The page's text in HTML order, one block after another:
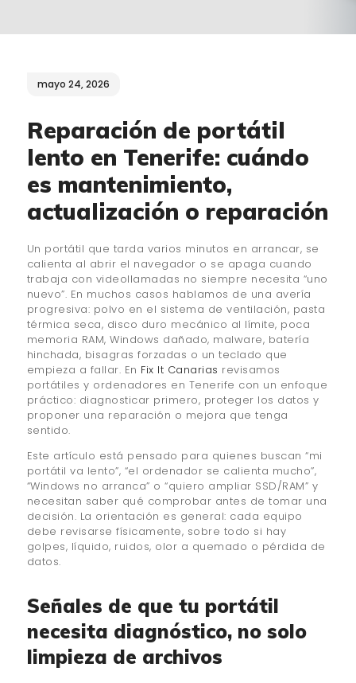
mayo 24, 2026
Reparación de portátil
lento en Tenerife: cuándo
es mantenimiento,
actualización o reparación
Un portátil que tarda varios minutos en arrancar, se
calienta al abrir el navegador o se apaga cuando
trabaja con videollamadas no siempre necesita “uno
nuevo”. En muchos casos hablamos de una avería
progresiva: polvo en el sistema de ventilación, pasta
térmica seca, disco duro mecánico al límite, poca
memoria RAM, Windows dañado, malware, batería
hinchada, bisagras forzadas o un teclado que
empieza a fallar. En Fix It Canarias revisamos
portátiles y ordenadores en Tenerife con un enfoque
práctico: diagnosticar primero, proteger los datos y
proponer una reparación o mejora que tenga
sentido.
Este artículo está pensado para quienes buscan “mi
portátil va lento”, “el ordenador se calienta mucho”,
“Windows no arranca” o “quiero ampliar SSD/RAM” y
necesitan saber qué comprobar antes de tomar una
decisión. La orientación es general: cada equipo
debe revisarse físicamente, sobre todo si hay
golpes, líquido, ruidos, olor a quemado o pérdida de
datos.
Señales de que tu portátil
necesita diagnóstico, no solo
limpieza de archivos